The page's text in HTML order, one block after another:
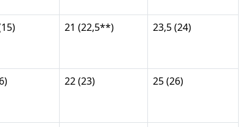
21 (22,5**) 23,5 (24)
22 (23) 25 (26)